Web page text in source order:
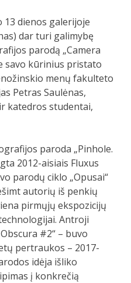
dienos galerijoje
dar turi galimybę
parodą „Camera
savo kūrinius pristato
menų fakulteto
Petras Saulėnas,
katedros studentai,
paroda „Pinhole.
2012-aisiais Fluxus
parodų ciklo „Opusai“
autorių iš penkių
pirmųjų ekspozicijų
Antroji
#2“ – buvo
pertraukos – 2017-
idėja išliko
į konkrečią